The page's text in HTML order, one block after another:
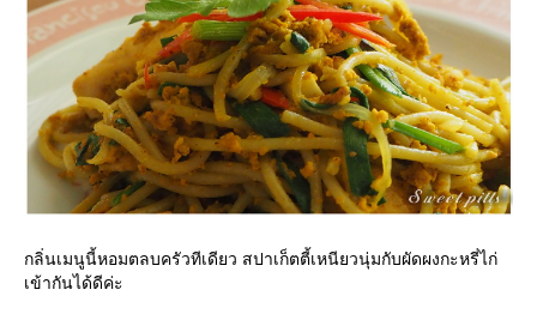
กลิ่นเมนูนี้หอมตลบครัวทีเดียว สปาเก็ตตี้เหนียวนุ่มกับผัดผงกะหรี่ไก่
เข้ากันได้ดีค่ะ